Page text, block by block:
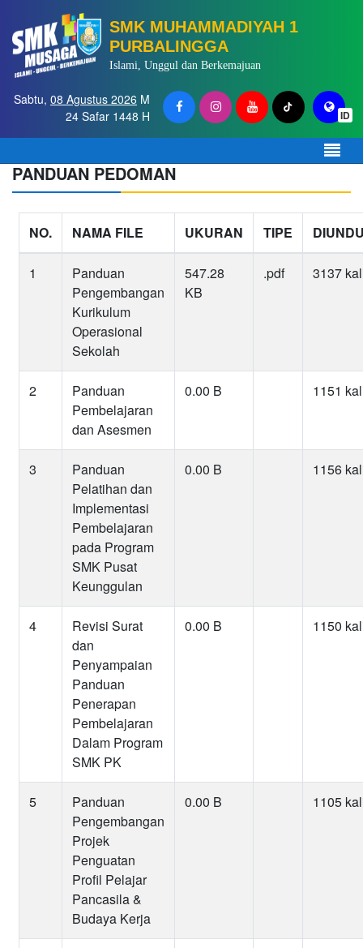
SMK MUHAMMADIYAH 1
PURBALINGGA
Islami, Unggul dan Berkemajuan
ID
Sabtu, 08 Agustus 2026 M
24 Safar 1448 H
PANDUAN PEDOMAN
NO. NAMA FILE UKURAN TIPE
1
Panduan
Pengembangan
Kurikulum
Operasional
Sekolah
547.28
KB
.pdf 3137
2
Panduan
Pembelajaran
dan Asesmen
0.00 B 1151
3
Panduan
Pelatihan dan
Implementasi
Pembelajaran
pada Program
SMK Pusat
Keunggulan
0.00 B 1156
4
Revisi Surat
dan
Penyampaian
Panduan
Penerapan
Pembelajaran
Dalam Program
SMK PK
0.00 B 1150
5
Panduan
Pengembangan
Projek
Penguatan
Profil Pelajar
Pancasila &
Budaya Kerja
0.00 B 1105